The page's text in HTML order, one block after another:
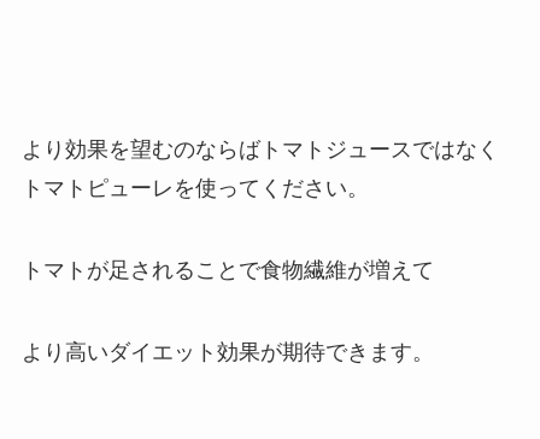
より効果を望むのならばトマトジュースではなく
トマトピューレを使ってください。
トマトが足されることで食物繊維が増えて
より高いダイエット効果が期待できます。